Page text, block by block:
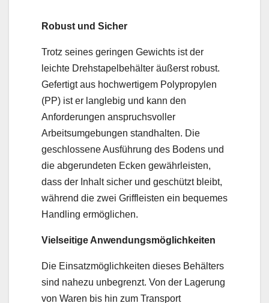
Robust und Sicher
Trotz seines geringen Gewichts ist der
leichte Drehstapelbehälter äußerst robust.
Gefertigt aus hochwertigem Polypropylen
(PP) ist er langlebig und kann den
Anforderungen anspruchsvoller
Arbeitsumgebungen standhalten. Die
geschlossene Ausführung des Bodens und
die abgerundeten Ecken gewährleisten,
dass der Inhalt sicher und geschützt bleibt,
während die zwei Griffleisten ein bequemes
Handling ermöglichen.
Vielseitige Anwendungsmöglichkeiten
Die Einsatzmöglichkeiten dieses Behälters
sind nahezu unbegrenzt. Von der Lagerung
von Waren bis hin zum Transport